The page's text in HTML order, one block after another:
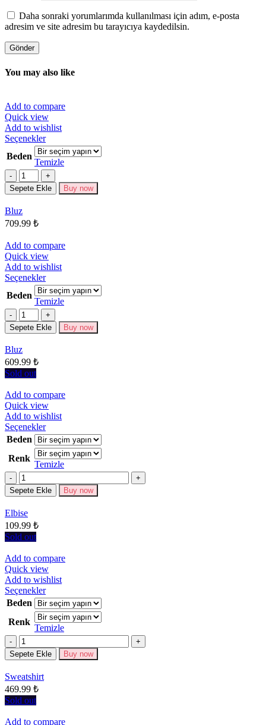
Daha sonraki yorumlarımda kullanılması için adım, e-posta
adresim ve site adresim bu tarayıcıya kaydedilsin.
You may also like
Add to compare
Quick view
Add to wishlist
SeçeneklerBu
ürünün
birden
fazla
varyasyonu
var.
Beden
Temizle
Miktar
Sepete Ekle Buy now
Bluz
709.99 ₺
Add to compare
Quick view
Add to wishlist
SeçeneklerBu
ürünün
birden
fazla
varyasyonu
var.
Beden
Temizle
Miktar
Sepete Ekle Buy now
Bluz
609.99 ₺
Sold out
Add to compare
Quick view
Add to wishlist
SeçeneklerBu
ürünün
birden
fazla
varyasyonu
Seçenekler
Beden
Renk
Temizle
Miktar
Sepete Ekle Buy now
Elbise
109.99 ₺
Sold out
Add to compare
Quick view
Add to wishlist
SeçeneklerBu
ürünün
birden
fazla
varyasyonu
Seçenekler
Beden
Renk
Temizle
Miktar
Sepete Ekle Buy now
Sweatshirt
469.99 ₺
Sold out
Add to compare